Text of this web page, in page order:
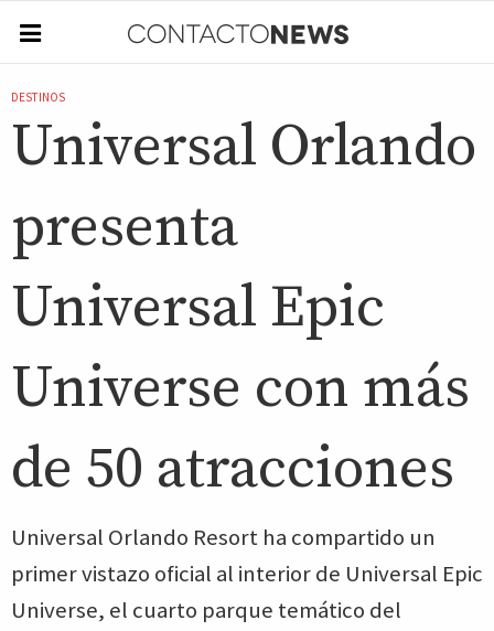
DESTINOS
Universal Orlando
presenta
Universal Epic
Universe con más
de 50 atracciones
Universal Orlando Resort ha compartido un
primer vistazo oficial al interior de Universal Epic
Universe, el cuarto parque temático del